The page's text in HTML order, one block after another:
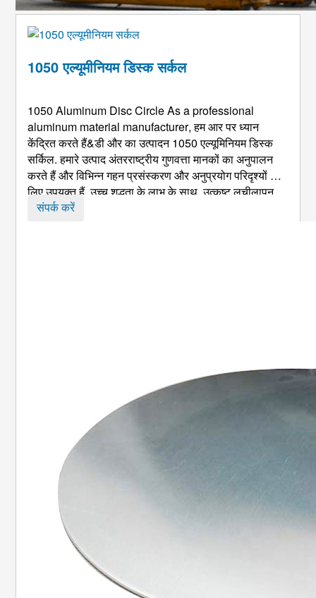
1050 एल्यूमीनियम डिस्क सर्कल
1050Aluminum Disc Circle As a professional
aluminum material manufacturer, हम आर पर ध्यान
केंद्रित करते हैं&डी और का उत्पादन 1050 एल्यूमिनियम डिस्क
सर्किल. हमारे उत्पाद अंतरराष्ट्रीय गुणवत्ता मानकों का अनुपालन
करते हैं और विभिन्न गहन प्रसंस्करण और अनुप्रयोग परिदृश्यों के
लिए उपयुक्त हैं. उच्च शुद्धता के लाभ के साथ, उत्कृष्ट लचीलापन,
आसान प्रसंस्करण और लागत-प्रभावशीलता, वे पसंदीदा सामग्री
संपर्क करें